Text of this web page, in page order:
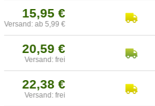
15,95 €
Versand: ab 5,99 €
20,59 €
Versand: frei
22,38 €
Versand: frei